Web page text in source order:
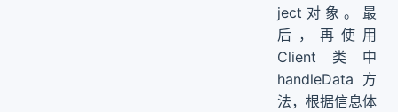
ject对象。最
后，再使用
Client类中
handleData方
法，根据信息体